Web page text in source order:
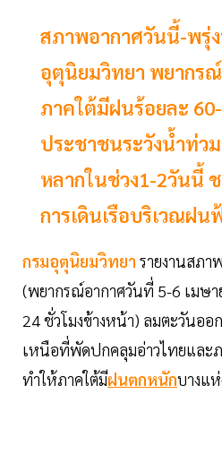
สภาพอากาศวันนี้-พรุ่
อุตุนิยมวิทยา พยากร
ภาคใต้มีฝนร้อยละ
ประชาชนระวังน้ำท่ว
หลากในช่วง1-2วันนี้ ช
การเดินเรือบริเวณฝน
กรมอุตุนิยมวิทยา รายงานสภา
(พยากรณ์อากาศวันที่ 5-6 เมษ
24 ชั่วโมงข้างหน้า) ลมตะวันออ
เหนือที่พัดปกคลุมอ่าวไทยและภ
ทำให้ภาคใต้มีฝนตกหนักบางแห่